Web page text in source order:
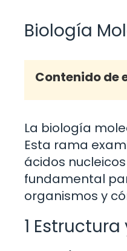
Biología
Contenido de
La biología
Esta rama
ácidos
fundamental
organismos y
1